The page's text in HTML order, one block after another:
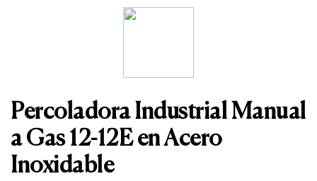
Percoladora Industrial Manual
a Gas 12-12E en Acero
Inoxidable